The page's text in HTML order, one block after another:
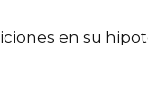
en su